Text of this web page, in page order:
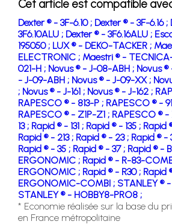
Cet article est compatible
Dexter ® - 3F-6.10 ; Dexter ® - 3F-6.16 ;
3F6.10ALU ; Dexter ® - 3F6.16ALU ;
195050 ; LUX ® - DEKO-TACKER ;
ELECTRONIC ; Maestri ® - TECNICA-
021-H ; Novus ® - J-08-ABH ; Novus
- J-09-ABH ; Novus ® - J-09-XX ;
; Novus ® - J-161 ; Novus ® - J-162 ;
RAPESCO ® - 813-P ; RAPESCO ® -
RAPESCO ® - Z1P-Z1 ; RAPESCO ®
13 ; Rapid ® - 131 ; Rapid ® - 135 ; Rapid
Rapid ® - 213 ; Rapid ® - 23 ; Rapid ® -
Rapid ® - 35 ; Rapid ® - 37 ; Rapid ® -
ERGONOMIC ; Rapid ® - R-83-
ERGONOMIC ; Rapid ® - R30 ; Rapid
ERGONOMIC-COMBI ; STANLEY ®
STANLEY ® - HOBBY8-PRO8 ;
* Economie réalisée sur la base du
en France métropolitaine